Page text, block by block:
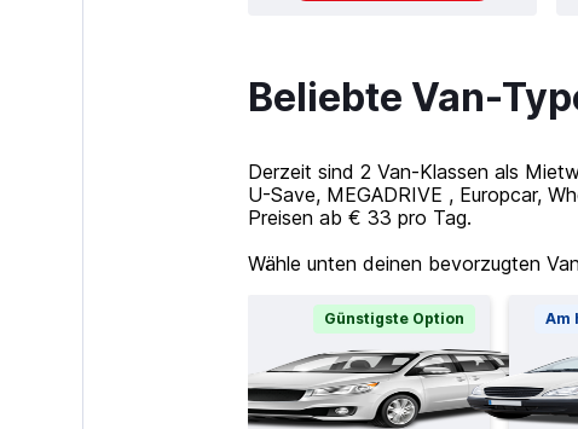
Beliebte Van-
Derzeit sind 2 Van-Klassen als
U-Save, MEGADRIVE , Europcar,
Preisen ab € 33 pro Tag.
Wähle unten deinen bevorzugten
Günstigste Option Am